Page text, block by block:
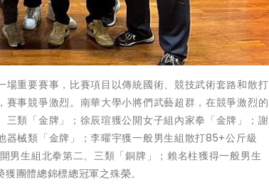
重要賽事，比賽項目以傳統國術、競技武術套路和散打
事競爭激烈。南華大學小將們武藝超群，在競爭激烈的
類「金牌」；徐辰瑄獲公開女子組內家拳「金牌」；謝
械類「金牌」；李曜宇獲一般男生組散打85+公斤級
男生組北拳第二、三類「銅牌」；賴名柱獲得一般男生
團體總錦標總冠軍之殊榮。